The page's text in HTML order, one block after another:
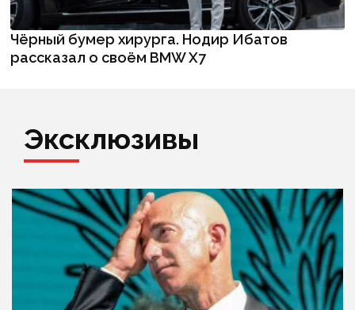
Чёрный бумер хирурга. Нодир Ибатов
рассказал о своём BMW X7
Эксклюзивы